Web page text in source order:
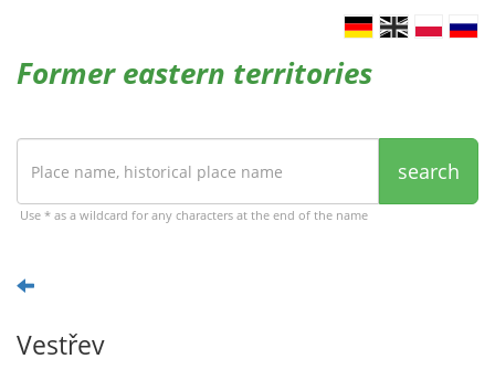
Former eastern territories
search
Use * as a wildcard for any characters at the end of the name
Vestřev